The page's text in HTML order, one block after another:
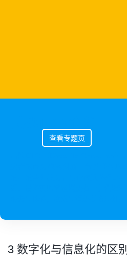
查看专题页
3 数字化与信息化的区别